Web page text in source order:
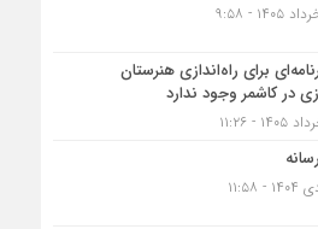
برای راه‌اندازی هنرستان
در کاشمر وجود ندارد